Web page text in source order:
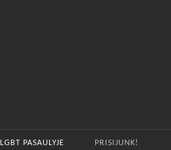
LGBT PASAULYJE
PRISIJUNK!